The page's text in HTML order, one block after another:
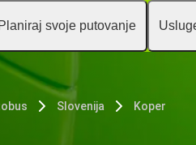
Planiraj svoje putovanje
Slovenija Koper